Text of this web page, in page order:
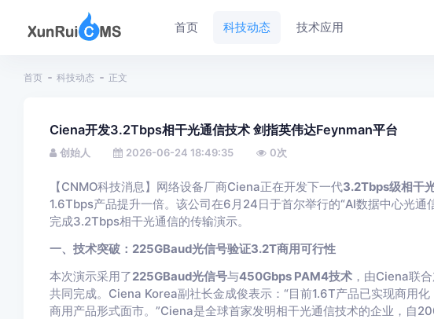
首页 科技动态 技术应用
首页 科技动态 正文
Ciena开发3.2Tbps相干光通信技术 剑指英伟达Feynman平台
创始人 2026-06-24 18:49:35 0次
【CNMO科技消息】网络设备厂商Ciena正在开发下一代3.2Tbps级相干
1.6Tbps产品提升一倍。该公司在6月24日于首尔举行的“AI数据中心光通
完成3.2Tbps相干光通信的传输演示。
一、技术突破：225GBaud光信号验证3.2T商用可行性
本次演示采用了225GBaud光信号与450Gbps PAM4技术，由Ciena联
共同完成。Ciena Korea副社长金成俊表示：“目前1.6T产品已实现商用
商用产品形式面市。”Ciena是全球首家发明相干光通信技术的企业，自